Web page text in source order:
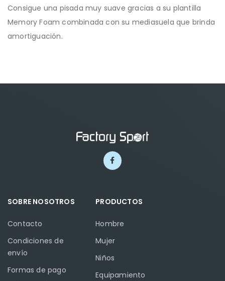
Consigue una pisada muy suave gracias a su plantilla
Memory Foam combinada con su mediasuela que brinda
amortiguación.
SOBRE NOSOTROS
Contacto
Condiciones de
envío
Formas de pago
PRODUCTOS
Hombre
Mujer
Niños
Equipamiento